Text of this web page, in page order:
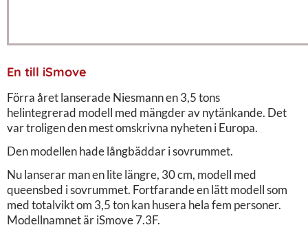
En till iSmove
Förra året lanserade Niesmann en 3,5 tons
helintegrerad modell med mängder av nytänkande. Det
var troligen den mest omskrivna nyheten i Europa.
Den modellen hade långbäddar i sovrummet.
Nu lanserar man en lite längre, 30 cm, modell med
queensbed i sovrummet. Fortfarande en lätt modell som
med totalvikt om 3,5 ton kan husera hela fem personer.
Modellnamnet är iSmove 7.3F.